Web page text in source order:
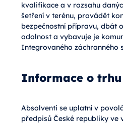
kvalifikace a v rozsahu
šetření v terénu, provádět
bezpečnostní přípravu, dbát
odolnost a vybavuje je
Integrovaného záchranného
Informace o
Absolventi se uplatní v
předpisů České republiky ve